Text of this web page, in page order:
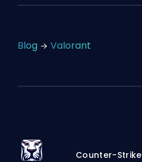
Blog Valorant
Counter-Strike